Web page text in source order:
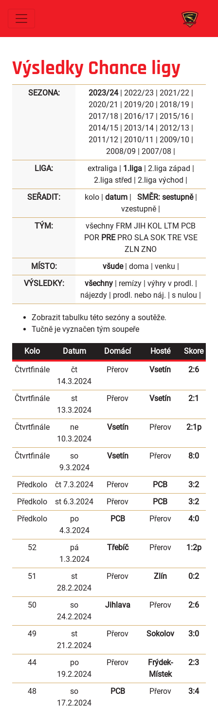
Výsledky Chance ligy
SEZONA: 2023/24| 2022/23 | 2021/22|
2020/21 | 2019/20 | 2018/19 |
2017/18 | 2016/17| 2015/16|
2014/15| 2013/14| 2012/13 |
2011/12| 2010/11 | 2009/10 |
2008/09 | 2007/08 |
LIGA:
extraliga | 1.liga| 2.liga západ |
2.liga střed | 2.liga východ |
SEŘADIT:
kolo| datum| SMĚR: sestupně|
vzestupně |
TÝM:
všechny FRM JIH KOL LTM PCB
POR PRE PRO SLA SOK TRE VSE
ZLN ZNO
MÍSTO:
všude| doma | venku |
VÝSLEDKY:
všechny| remízy| výhry v prodl. |
nájezdy | prodl. nebo náj. | s nulou |
Zobrazit tabulku této sezóny a soutěže.
Tučně je vyznačen tým soupeře
Kolo Datum Domácí Hosté
Skore
Čtvrtfinále
čt
14.3.2024
Přerov Vsetín 2:6
Čtvrtfinále
st
13.3.2024
Přerov Vsetín 2:1
Čtvrtfinále
ne
10.3.2024
Vsetín Přerov 2:1p
Čtvrtfinále
so
9.3.2024
Vsetín Přerov 8:0
Předkolo čt 7.3.2024 Přerov PCB
3:2
Předkolo
st 6.3.2024 Přerov PCB
3:2
Předkolo
po
4.3.2024
PCB Přerov 4:0
52
pá
1.3.2024
Třebíč Přerov 1:2p
51
st
28.2.2024
Přerov Zlín 0:2
50
so
24.2.2024
Jihlava Přerov 2:6
49
st
21.2.2024
Přerov Sokolov 3:0
44
po
19.2.2024
Přerov
Frýdek-
Místek
2:3
48
so
17.2.2024
PCB Přerov 3:4